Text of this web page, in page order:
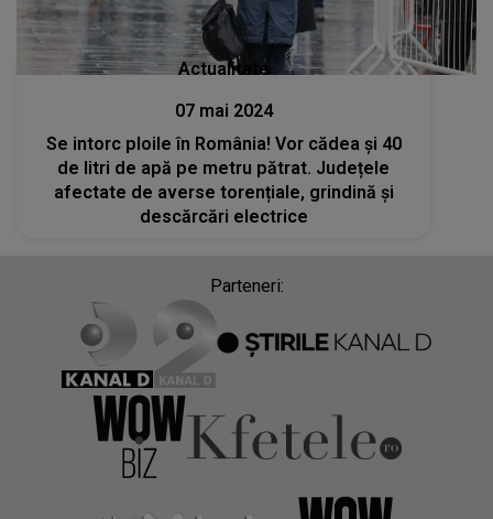
Actualitate
07 mai 2024
Se intorc ploile în România! Vor cădea şi 40
de litri de apă pe metru pătrat. Județele
afectate de averse torențiale, grindină și
descărcări electrice
Parteneri: